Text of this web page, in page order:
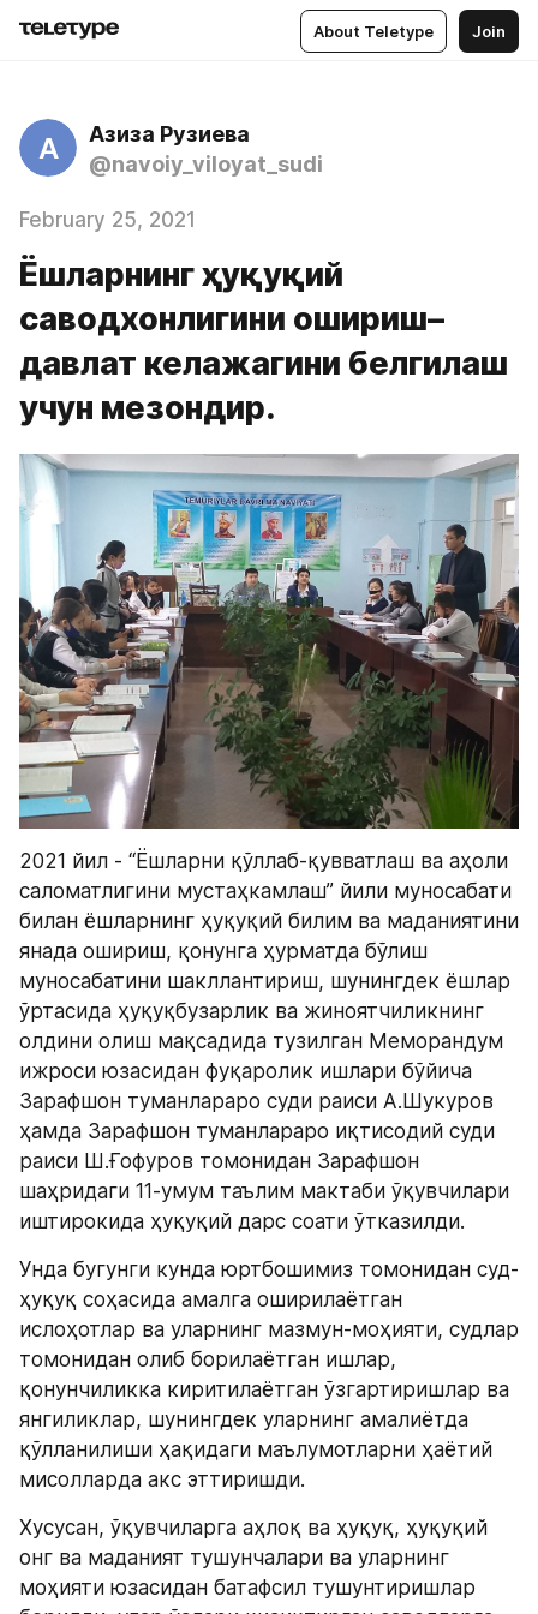
About Teletype Join
А
Азиза Рузиева
@navoiy_viloyat_sudi
February 25, 2021
Ёшларнинг ҳуқуқий
саводхонлигини ошириш–
давлат келажагини белгилаш
учун мезондир.
2021 йил - “Ёшларни қўллаб-қувватлаш ва аҳоли
саломатлигини мустаҳкамлаш” йили муносабати
билан ёшларнинг ҳуқуқий билим ва маданиятини
янада ошириш, қонунга ҳурматда бўлиш
муносабатини шакллантириш, шунингдек ёшлар
ўртасида ҳуқуқбузарлик ва жиноятчиликнинг
олдини олиш мақсадида тузилган Меморандум
ижроси юзасидан фуқаролик ишлари бўйича
Зарафшон туманлараро суди раиси А.Шукуров
ҳамда Зарафшон туманлараро иқтисодий суди
раиси Ш.Ғофуров томонидан Зарафшон
шаҳридаги 11-умум таълим мактаби ўқувчилари
иштирокида ҳуқуқий дарс соати ўтказилди.
Унда бугунги кунда юртбошимиз томонидан суд-
ҳуқуқ соҳасида амалга оширилаётган
ислоҳотлар ва уларнинг мазмун-моҳияти, судлар
томонидан олиб борилаётган ишлар,
қонунчиликка киритилаётган ўзгартиришлар ва
янгиликлар, шунингдек уларнинг амалиётда
қўлланилиши ҳақидаги маълумотларни ҳаётий
мисолларда акс эттиришди.
Хусусан, ўқувчиларга аҳлоқ ва ҳуқуқ, ҳуқуқий
онг ва маданият тушунчалари ва уларнинг
моҳияти юзасидан батафсил тушунтиришлар